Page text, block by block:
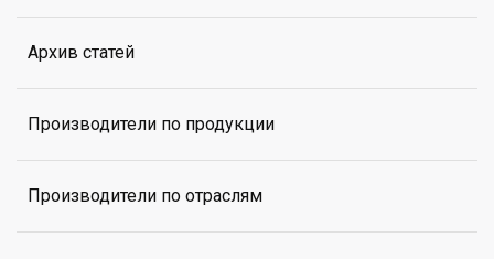
Архив статей
Производители по продукции
Производители по отраслям